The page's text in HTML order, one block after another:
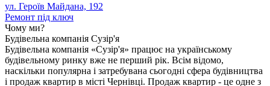
ул. Героїв Майдана, 192
Ремонт під ключ
Чому ми?
Будівельна компанія Сузір'я
Будівельна компанія «Сузір'я» працює на українському
будівельному ринку вже не перший рік. Всім відомо,
наскільки популярна і затребувана сьогодні сфера будівництва
і продаж квартир в місті Чернівці. Продаж квартир - це одне з